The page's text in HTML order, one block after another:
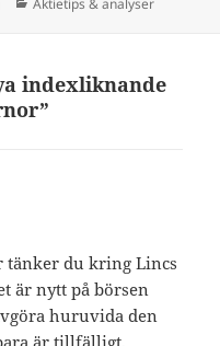
Aktietips & analyser
indexliknande
tänker du kring Lincs
är nytt på börsen
huruvida den
är tillfälligt.